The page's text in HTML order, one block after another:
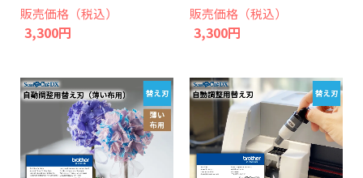
販売価格（税込）
3,300円
販売価格（税込）
3,300円